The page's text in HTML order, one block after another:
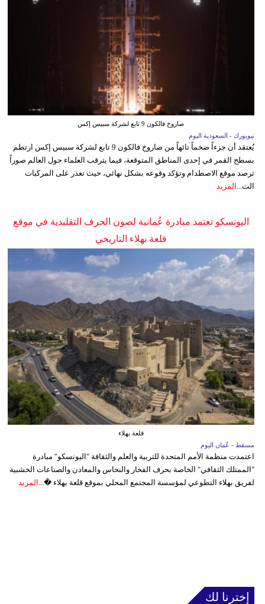
صاروخ فالكون 9 تابع لشركة سبيس إكس
نيويورك - السعودية اليوم
يُعتقد أن جزءاً ضخماً تائهاً من صاروخ فالكون 9 تابع لشركة سبيس إكس ارتطم
بسطح القمر في إحدى المناطق المتوقعة، فيما يترقب العلماء حول العالم صوراً
ترصد موقع الاصطدام وتؤكد وقوعه بشكل نهائي، حيث تعذر على المركبات
الت...
المزيد
اليونسكو تعتمد مبادرة عُمانية لصون الحرف التقليدية في موقع
قلعة بهلاء التاريخي
قلعة بهلاء
مسقط - عُمان اليوم
اعتمدت منظمة الأمم المتحدة للتربية والعلم والثقافة "اليونسكو" مبادرة
"الممتلك الثقافي" الخاصة بحرف الفخار والنحاس والمعادن والصناعات الخشبية
لفريق بهلاء التطوعي لمؤسسة المجتمع المحلي بموقع قلعة بهلاء �... المزيد
إخترنا لك